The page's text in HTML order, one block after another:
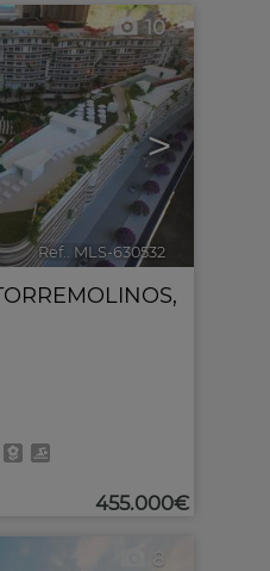
>
10
Ref.. MLS-630532
,
455.000€
8